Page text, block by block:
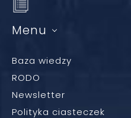
Menu
Baza wiedzy
RODO
Newsletter
Polityka ciasteczek